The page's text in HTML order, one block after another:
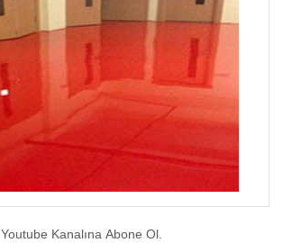
Youtube Kanalına Abone Ol.